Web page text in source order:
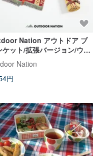
Nation アウトドア ブ
ケット/拡張バージョン/ウィ
ス Nation
円